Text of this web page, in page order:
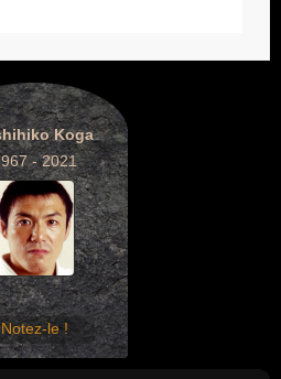
Koga
- 2021
Notez-le !